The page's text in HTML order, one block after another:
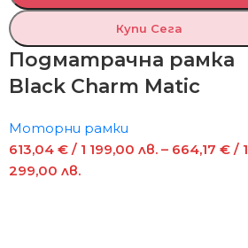
Купи Сега
Подматрачна рамка
Black Charm Matic
Моторни рамки
613,04 € / 1 199,00 лв. – 664,17 € / 1
299,00 лв.